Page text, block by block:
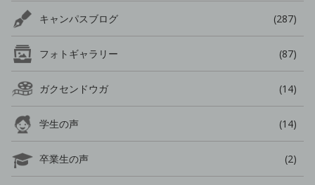
キャンパスブログ (287)
フォトギャラリー (87)
ガクセンドウガ (14)
学生の声 (14)
卒業生の声 (2)